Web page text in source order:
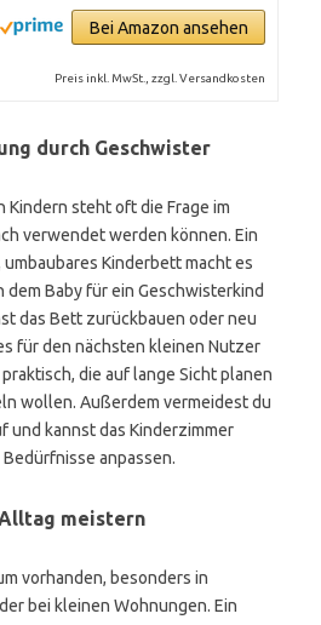
Bei Amazon ansehen
Preis inkl. MwSt., zzgl. Versandkosten
durch Geschwister
Kindern steht oft die Frage im
verwendet werden können. Ein
Kinderbett macht es
dem Baby für ein Geschwisterkind
das Bett zurückbauen oder neu
für den nächsten kleinen Nutzer
die auf lange Sicht planen
wollen. Außerdem vermeidest du
und kannst das Kinderzimmer
anpassen.
meistern
vorhanden, besonders in
bei kleinen Wohnungen. Ein